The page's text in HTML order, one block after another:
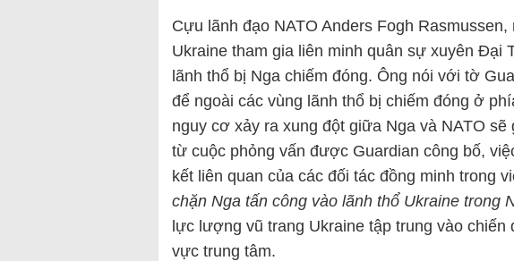
Cựu lãnh đạo NATO Anders Fogh
Ukraine tham gia liên minh quân sự xuyên Đại
lãnh thổ bị Nga chiếm đóng. Ông nói với tờ
để ngoài các vùng lãnh thổ bị chiếm đóng ở
nguy cơ xảy ra xung đột giữa Nga và NATO
từ cuộc phỏng vấn được Guardian công bố,
kết liên quan của các đối tác đồng minh trong
chặn Nga tấn công vào lãnh thổ Ukraine trong
lực lượng vũ trang Ukraine tập trung vào chiến
vực trung tâm.